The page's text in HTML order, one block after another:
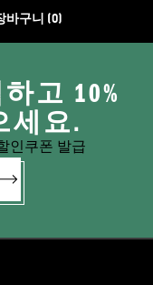
바구니 (0)
고 10%
세요.
인쿠폰 발급